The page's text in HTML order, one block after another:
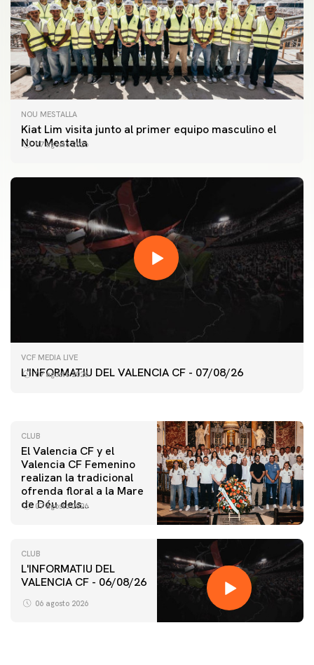
NOU MESTALLA
Kiat Lim visita junto al primer equipo masculino el
Nou Mestalla
07 agosto 2026
VCF MEDIA LIVE
L'INFORMATIU DEL VALENCIA CF - 07/08/26
07 agosto 2026
PRIMER EQUIPO
ENTRENAMIENTO DEL VALENCIA CF 7/8/2026
CLUB
El Valencia CF y el
Valencia CF Femenino
realizan la tradicional
ofrenda floral a la Mare
de Déu dels
07 agosto 2026
CLUB
L'INFORMATIU DEL
VALENCIA CF - 06/08/26
06 agosto 2026
PRIMER EQUIPO
ENTRENAMIENTO DEL VALENCIA CF 6/8/2026